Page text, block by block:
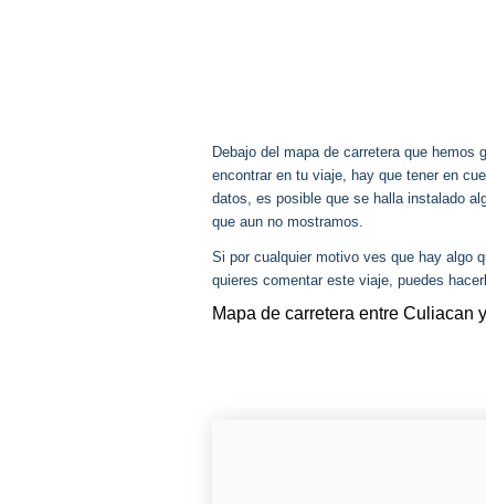
Debajo del mapa de carretera que
encontrar en tu viaje, hay que tener en
datos, es posible que se halla instalado
que aun no mostramos.
Si por cualquier motivo ves que hay algo
quieres comentar este viaje, puedes
Mapa de carretera entre Culiacan